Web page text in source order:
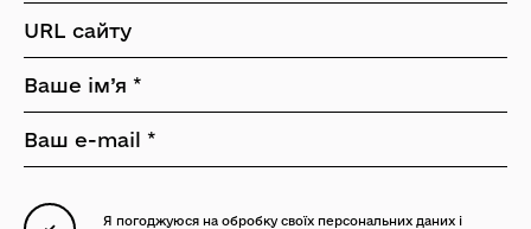
Я погоджуюся на обробку своїх персональних даних і